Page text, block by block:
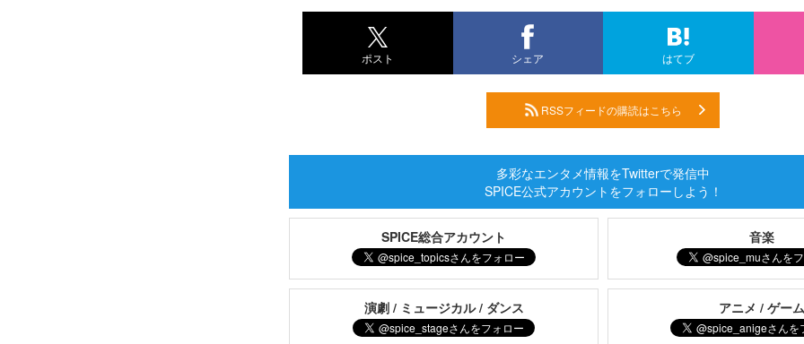
ポスト シェア はてブ
RSSフィードの購読はこちら
多彩なエンタメ情報をTwitterで発信中
SPICE公式アカウントをフォローしよう！
SPICE総合アカウント 音楽
演劇 / ミュージカル / ダンス アニメ / ゲー